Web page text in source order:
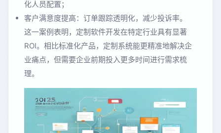
化人员配置；
客户满意度提高：订单跟踪透明化，减少投诉率。
这一案例表明，定制软件开发在特定行业具有显著
ROI。相比标准化产品，定制系统能更精准地解决企
业痛点，但需要企业前期投入更多时间进行需求梳
理。